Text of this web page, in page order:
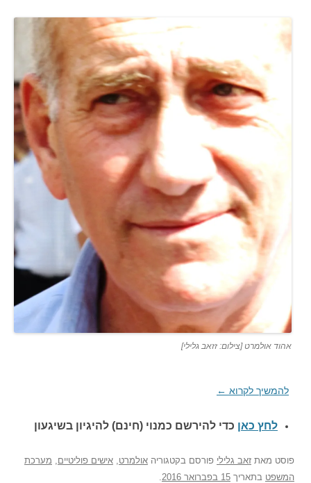
אהוד אולמרט [צילום: זזאב גלילי]
להמשיך לקרוא←
לחץ כאן כדי להירשם כ מנוי (חינם) להיגיון בשיגעון
פוסטמאתזאב גליליפורסם בקטגוריהאולמרט, אישים פוליטיים, מערכת
המשפטבתאריך15 בפברואר 2016 .